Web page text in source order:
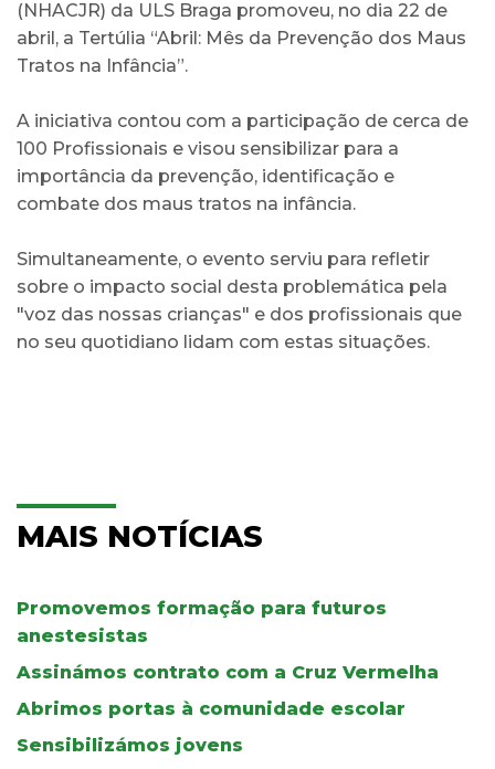
(NHACJR) da ULS Braga promoveu, no dia 22 de
abril, a Tertúlia “Abril: Mês da Prevenção dos Maus
Tratos na Infância”.
A iniciativa contou com a participação de cerca de
100 Profissionais e visou sensibilizar para a
importância da prevenção, identificação e
combate dos maus tratos na infância.
Simultaneamente, o evento serviu para refletir
sobre o impacto social desta problemática pela
"voz das nossas crianças" e dos profissionais que
no seu quotidiano lidam com estas situações.
MAIS NOTÍCIAS
Promovemos formação para futuros
anestesistas
Assinámos contrato com a Cruz Vermelha
Abrimos portas à comunidade escolar
Sensibilizámos jovens